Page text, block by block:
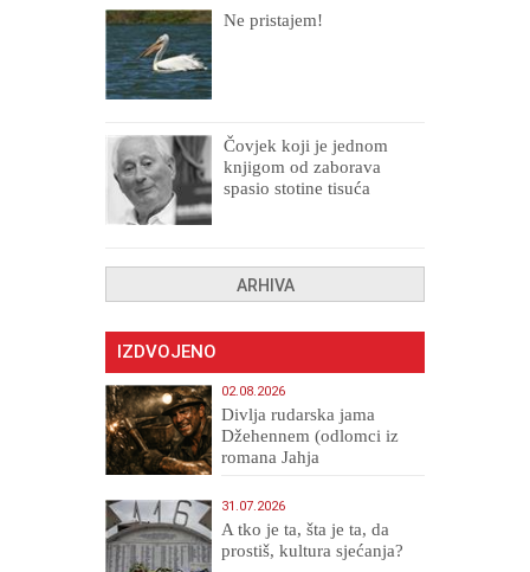
Ne pristajem!
Čovjek koji je jednom
knjigom od zaborava
spasio stotine tisuća
ARHIVA
IZDVOJENO
02.08.2026
Divlja rudarska jama
Džehennem (odlomci iz
romana Jahja
31.07.2026
A tko je ta, šta je ta, da
prostiš, kultura sjećanja?